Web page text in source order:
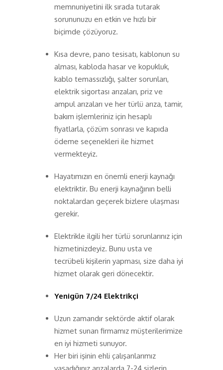
memnuniyetini ilk sırada tutarak
sorununuzu en etkin ve hızlı bir
biçimde çözüyoruz.
Kısa devre, pano tesisatı, kablonun su
alması, kabloda hasar ve kopukluk,
kablo temassızlığı, şalter sorunları,
elektrik sigortası arızaları, priz ve
ampul arızaları ve her türlü arıza, tamir,
bakım işlemleriniz için hesaplı
fiyatlarla, çözüm sonrası ve kapıda
ödeme seçenekleri ile hizmet
vermekteyiz.
Hayatımızın en önemli enerji kaynağı
elektriktir. Bu enerji kaynağının belli
noktalardan geçerek bizlere ulaşması
gerekir.
Elektrikle ilgili her türlü sorunlarınız için
hizmetinizdeyiz. Bunu usta ve
tecrübeli kişilerin yapması, size daha iyi
hizmet olarak geri dönecektir.
Yenigün 7/24 Elektrikçi
Uzun zamandır sektörde aktif olarak
hizmet sunan firmamız müşterilerimize
en iyi hizmeti sunuyor.
Her biri işinin ehli çalışanlarımız